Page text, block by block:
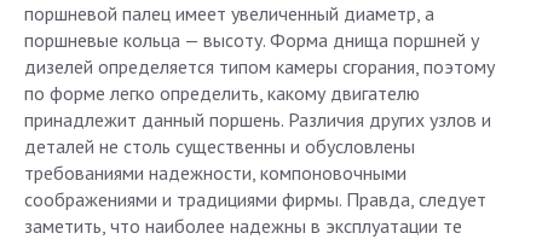
поршневой палец имеет увеличенный диаметр, а
поршневые кольца — высоту. Форма днища поршней у
дизелей определяется типом камеры сгорания, поэтому
по форме легко определить, какому двигателю
принадлежит данный поршень. Различия других узлов и
деталей не столь существенны и обусловлены
требованиями надежности, компоновочными
соображениями и традициями фирмы. Правда, следует
заметить, что наиболее надежны в эксплуатации те